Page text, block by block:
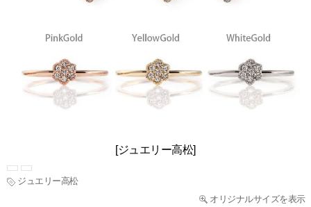
[ジュエリー高松]
ジュエリー高松
オリジナルサイズを表示